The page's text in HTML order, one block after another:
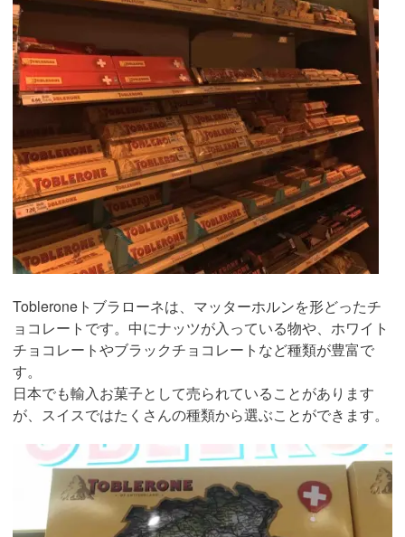
Tobleroneトブラローネは、マッターホルンを形どったチ
ョコレートです。中にナッツが入っている物や、ホワイト
チョコレートやブラックチョコレートなど種類が豊富で
す。
日本でも輸入お菓子として売られていることがあります
が、スイスではたくさんの種類から選ぶことができます。